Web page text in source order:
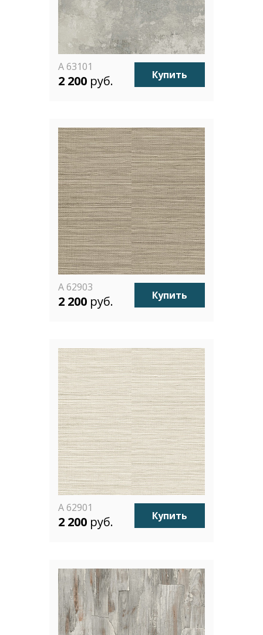
A 63101
2 200 руб. Купить
A 62903
2 200 руб. Купить
A 62901
2 200 руб. Купить